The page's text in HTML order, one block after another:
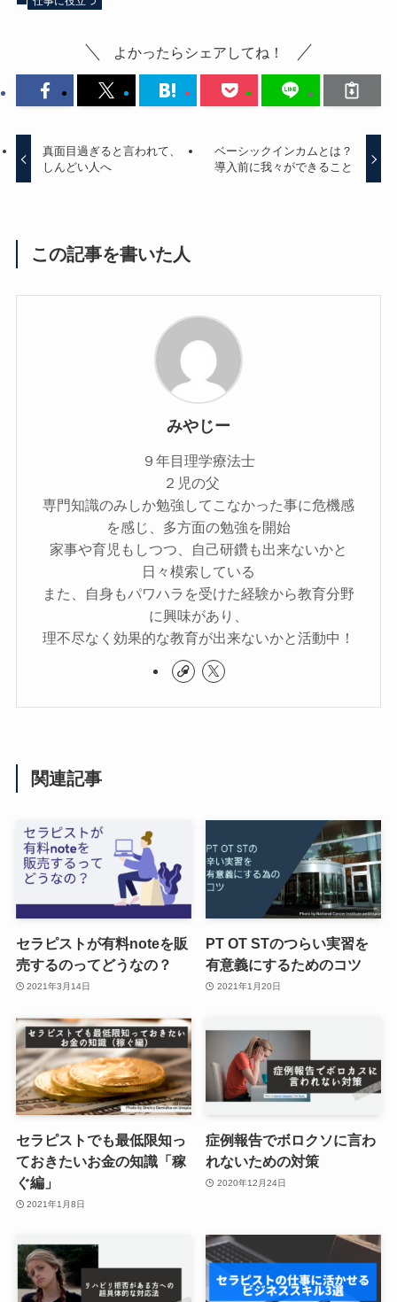
よかったらシェアしてね！
真面目過ぎると言われて、
しんどい人へ
ベーシックインカムとは？
導入前に我々ができること
この記事を書いた人
みやじー
９年目理学療法士
２児の父
専門知識のみしか勉強してこなかった事に危機感
を感じ、多方面の勉強を開始
家事や育児もしつつ、自己研鑽も出来ないかと
日々模索している
また、自身もパワハラを受けた経験から教育分野
に興味があり、
理不尽なく効果的な教育が出来ないかと活動中！
関連記事
セラピストが有料noteを販
売するのってどうなの？
2021年3月14日
PT OT STのつらい実習を
有意義にするためのコツ
2021年1月20日
セラピストでも最低限知っ
ておきたいお金の知識「稼
ぐ編」
2021年1月8日
症例報告でボロクソに言わ
れないための対策
2020年12月24日